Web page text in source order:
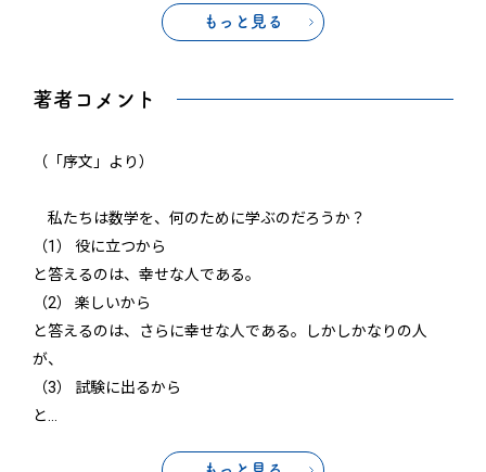
もっと見る
著者コメント
（「序文」より）
私たちは数学を、何のために学ぶのだろうか？
（1） 役に立つから
と答えるのは、幸せな人である。
（2） 楽しいから
と答えるのは、さらに幸せな人である。しかしかなりの人
が、
（3） 試験に出るから
と